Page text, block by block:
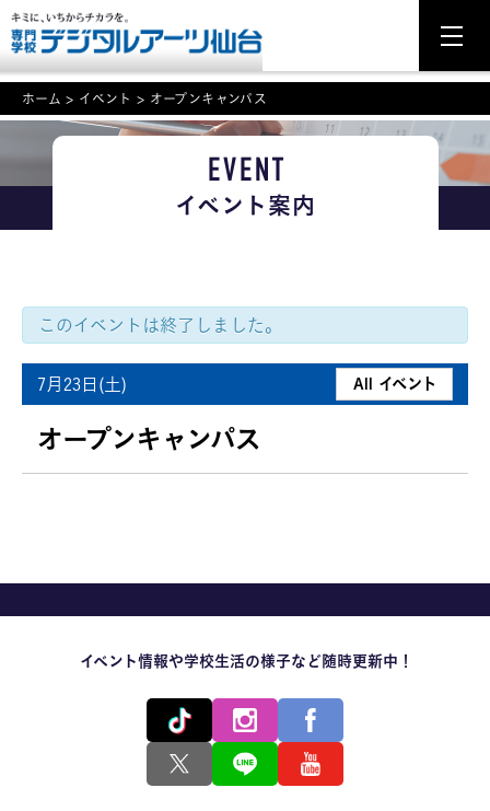
学科・専攻案内
学校案内
就職・資格
イベント案内
学びの環境
留学生のみなさま
企業のみなさま
お問い合わせ
ホーム > イベント > オープンキャンパス
EVENT
イベント案内
このイベントは終了しました。
7月23日(土) All イベント
オープンキャンパス
イベント情報や学校生活の様子など随時更新中！